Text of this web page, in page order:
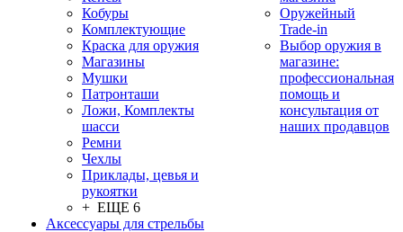
Кобуры
Комплектующие
Краска для оружия
Магазины
Мушки
Патронташи
Ложи, Комплекты
шасси
Ремни
Чехлы
Приклады, цевья и
рукоятки
+ ЕЩЕ 6
Аксессуары для стрельбы
Оружейный
Trade-in
Выбор оружия в
магазине:
профессиональная
помощь и
консультация от
наших продавцов